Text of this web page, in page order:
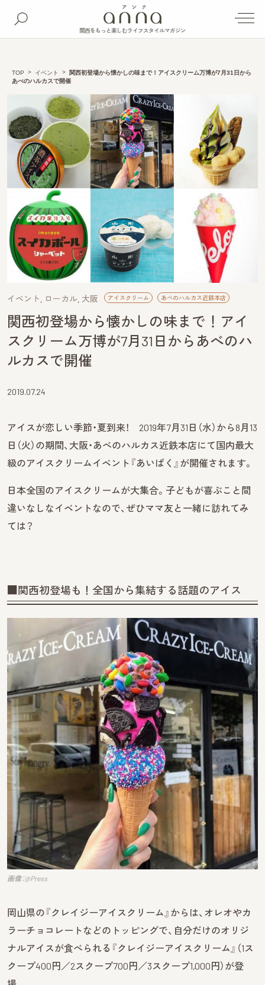
関西をもっと楽しむライフスタイルマガジン
TOP イベント
関西初登場から懐かしの味まで！アイスクリーム万博が7月31日から
あべのハルカスで開催
イベント ローカル 大阪 アイスクリーム あべのハルカス近鉄本店
関西初登場から懐かしの味まで！アイ
スクリーム万博が7月31日からあべのハ
ルカスで開催
2019.07.24
アイスが恋しい季節・夏到来！ 2019年7月31日（水）から8月13
日（火）の期間、大阪・あべのハルカス近鉄本店にて国内最大
級のアイスクリームイベント『あいぱく』が開催されます。
日本全国のアイスクリームが大集合。子どもが喜ぶこと間
違いなしなイベントなので、ぜひママ友と一緒に訪れてみ
ては？
■関西初登場も！全国から集結する話題のアイス
画像：@Press
岡山県の『クレイジーアイスクリーム』からは、オレオやカ
ラーチョコレートなどのトッピングで、自分だけのオリジ
ナルアイスが食べられる『クレイジーアイスクリーム』（1ス
クープ400円／2スクープ700円／3スクープ1,000円）が登